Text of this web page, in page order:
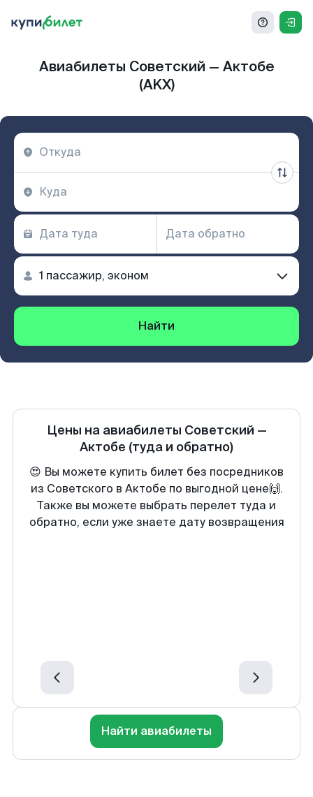
Авиабилеты Советский — Актобе
(AKX)
Найти
Цены на авиабилеты Советский —
Актобе (туда и обратно)
😍 Вы можете купить билет без посредников
из Советского в Актобе по выгодной цене🙌.
Также вы можете выбрать перелет туда и
обратно, если уже знаете дату возвращения
Найти авиабилеты